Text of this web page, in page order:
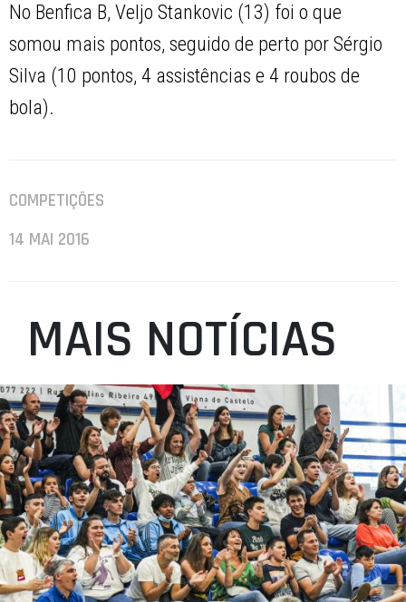
No Benfica B, Veljo Stankovic (13) foi o que
somou mais pontos, seguido de perto por Sérgio
Silva (10 pontos, 4 assistências e 4 roubos de
bola).
COMPETIÇÕES
14 MAI 2016
MAIS NOTÍCIAS